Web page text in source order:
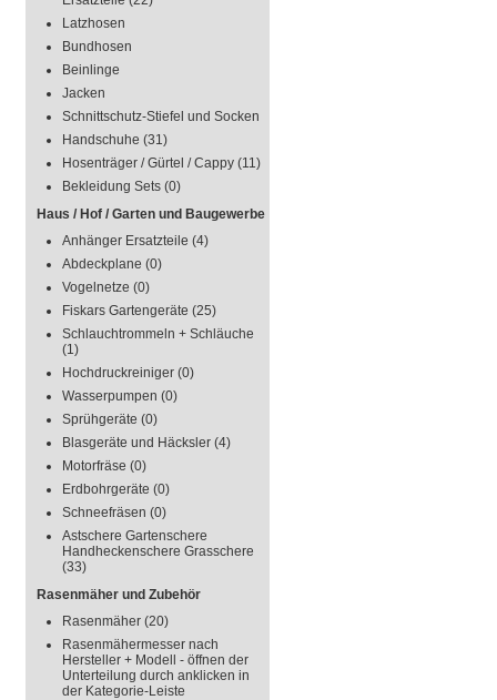
Latzhosen
Bundhosen
Beinlinge
Jacken
Schnittschutz-Stiefel und Socken
Handschuhe (31)
Hosenträger / Gürtel / Cappy (11)
Bekleidung Sets (0)
Haus / Hof / Garten und Baugewerbe
Anhänger Ersatzteile (4)
Abdeckplane (0)
Vogelnetze (0)
Fiskars Gartengeräte (25)
Schlauchtrommeln + Schläuche
(1)
Hochdruckreiniger (0)
Wasserpumpen (0)
Sprühgeräte (0)
Blasgeräte und Häcksler (4)
Motorfräse (0)
Erdbohrgeräte (0)
Schneefräsen (0)
Astschere Gartenschere
Handheckenschere Grasschere
(33)
Rasenmäher und Zubehör
Rasenmäher (20)
Rasenmähermesser nach
Hersteller + Modell - öffnen der
Unterteilung durch anklicken in
der Kategorie-Leiste